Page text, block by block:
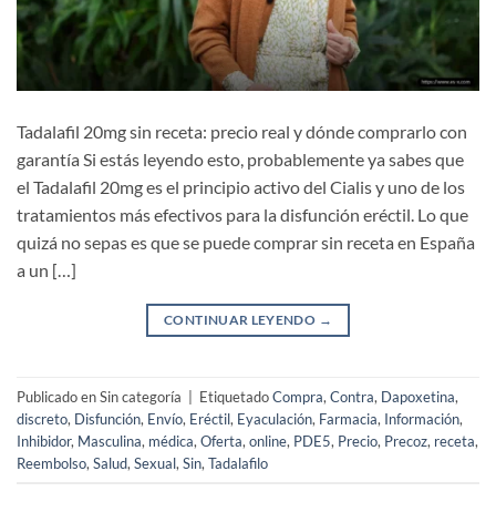
Tadalafil 20mg sin receta: precio real y dónde comprarlo con
garantía Si estás leyendo esto, probablemente ya sabes que
el Tadalafil 20mg es el principio activo del Cialis y uno de los
tratamientos más efectivos para la disfunción eréctil. Lo que
quizá no sepas es que se puede comprar sin receta en España
a un […]
CONTINUAR LEYENDO →
Publicado en Sin categoría EtiquetadoCompra, Contra, Dapoxetina,
discreto, Disfunción, Envío, Eréctil, Eyaculación, Farmacia, Información,
Inhibidor, Masculina, médica, Oferta, online, PDE5, Precio, Precoz, receta,
Reembolso, Salud, Sexual, Sin, Tadalafilo